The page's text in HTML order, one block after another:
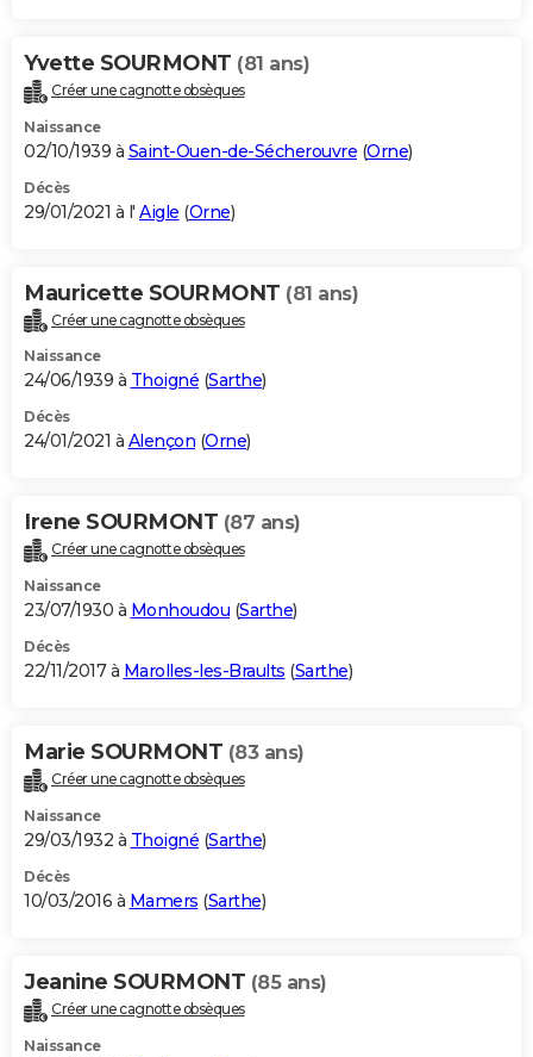
Yvette SOURMONT (81 ans)
Créer une cagnotte obsèques
Naissance
02/10/1939 à Saint-Ouen-de-Sécherouvre (Orne)
Décès
29/01/2021 à l' Aigle (Orne)
Mauricette SOURMONT (81 ans)
Créer une cagnotte obsèques
Naissance
24/06/1939 à Thoigné (Sarthe)
Décès
24/01/2021 à Alençon (Orne)
Irene SOURMONT (87 ans)
Créer une cagnotte obsèques
Naissance
23/07/1930 à Monhoudou (Sarthe)
Décès
22/11/2017 à Marolles-les-Braults (Sarthe)
Marie SOURMONT (83 ans)
Créer une cagnotte obsèques
Naissance
29/03/1932 à Thoigné (Sarthe)
Décès
10/03/2016 à Mamers (Sarthe)
Jeanine SOURMONT (85 ans)
Créer une cagnotte obsèques
Naissance